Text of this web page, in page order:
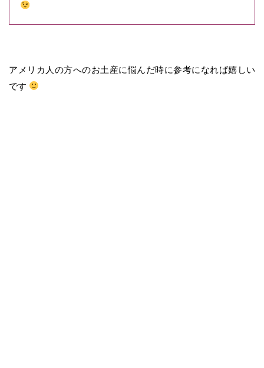
アメリカ人の方へのお土産に悩んだ時に参考になれば嬉しい
です